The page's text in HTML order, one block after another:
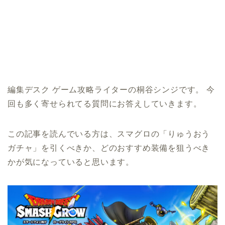
編集デスク ゲーム攻略ライターの桐谷シンジです。 今
回も多く寄せられてる質問にお答えしていきます。
この記事を読んでいる方は、スマグロの「りゅうおう
ガチャ」を引くべきか、どのおすすめ装備を狙うべき
かが気になっていると思います。